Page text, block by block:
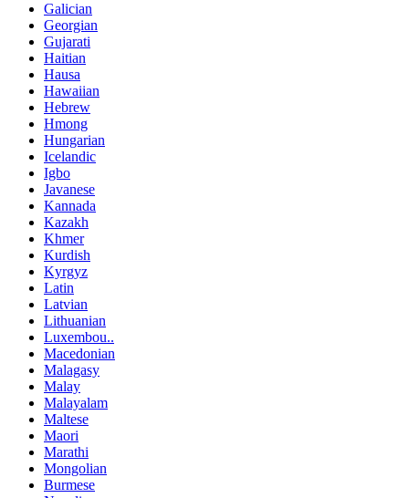
Galician
Georgian
Gujarati
Haitian
Hausa
Hawaiian
Hebrew
Hmong
Hungarian
Icelandic
Igbo
Javanese
Kannada
Kazakh
Khmer
Kurdish
Kyrgyz
Latin
Latvian
Lithuanian
Luxembou..
Macedonian
Malagasy
Malay
Malayalam
Maltese
Maori
Marathi
Mongolian
Burmese